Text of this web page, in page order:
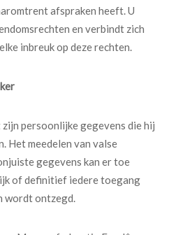
afspraken heeft. U
en verbindt zich
inbreuk op deze rechten.
persoonlijke gegevens die hij
Het meedelen van valse
gegevens kan er toe
of definitief iedere toegang
wordt ontzegd.